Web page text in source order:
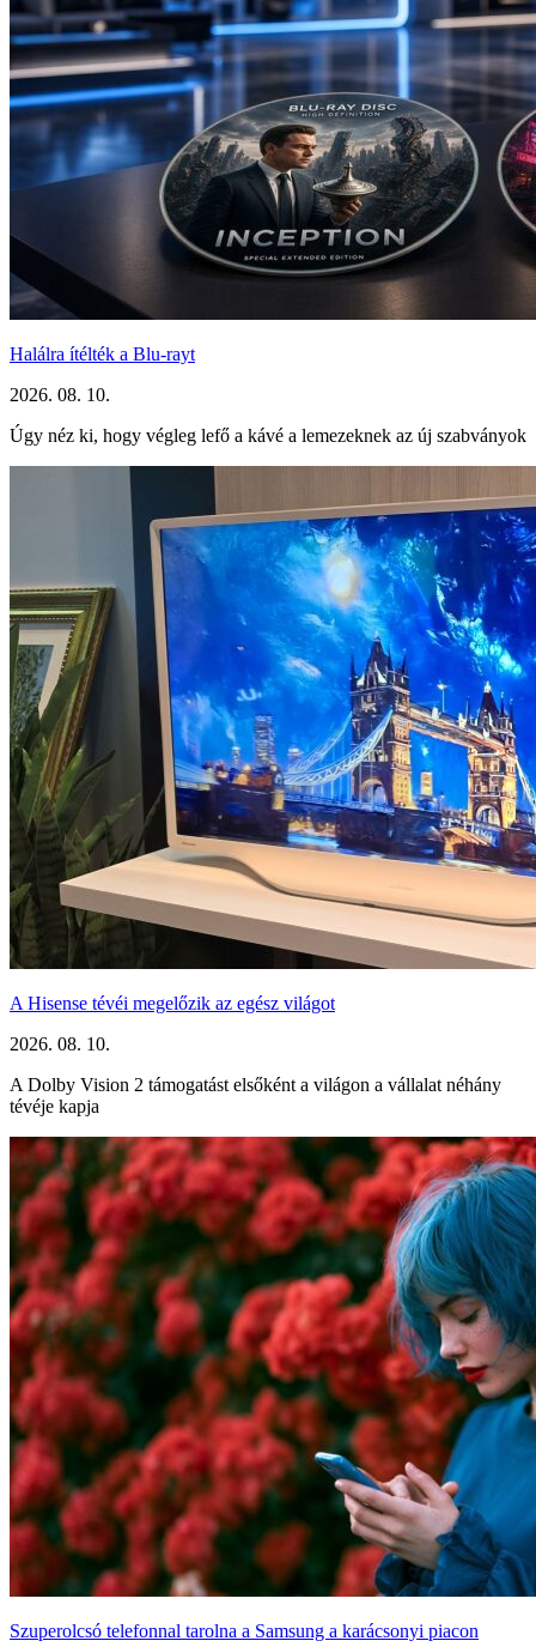
Halálra ítélték a Blu-rayt
2026. 08. 10.
Úgy néz ki, hogy végleg lefő a kávé a lemezeknek az új szabványok
A Hisense tévéi megelőzik az egész világot
2026. 08. 10.
A Dolby Vision 2 támogatást elsőként a világon a vállalat néhány
tévéje kapja
Szuperolcsó telefonnal tarolna a Samsung a karácsonyi piacon